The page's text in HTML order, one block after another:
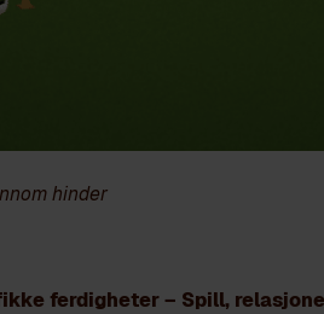
hinder
ferdigheter – Spill,